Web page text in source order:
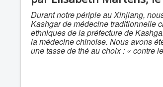
Durant notre périple au Xinjiang,
Kashgar de médecine traditionnelle
ethniques de la préfecture de
la médecine chinoise. Nous avons
une tasse de thé au choix : « contre